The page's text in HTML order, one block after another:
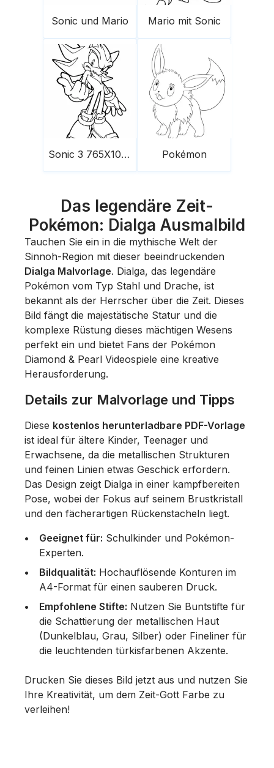
Sonic und Mario Mario mit Sonic
Sonic 3 765X1024 Pokémon
Das legendäre Zeit-
Pokémon: Dialga Ausmalbild
Tauchen Sie ein in die mythische Welt der
Sinnoh-Region mit dieser beeindruckenden
Dialga Malvorlage. Dialga, das legendäre
Pokémon vom Typ Stahl und Drache, ist
bekannt als der Herrscher über die Zeit. Dieses
Bild fängt die majestätische Statur und die
komplexe Rüstung dieses mächtigen Wesens
perfekt ein und bietet Fans der Pokémon
Diamond & Pearl Videospiele eine kreative
Herausforderung.
Details zur Malvorlage und Tipps
Diese kostenlos herunterladbare PDF-Vorlage
ist ideal für ältere Kinder, Teenager und
Erwachsene, da die metallischen Strukturen
und feinen Linien etwas Geschick erfordern.
Das Design zeigt Dialga in einer kampfbereiten
Pose, wobei der Fokus auf seinem Brustkristall
und den fächerartigen Rückenstacheln liegt.
Geeignet für: Schulkinder und Pokémon-
Experten.
Bildqualität: Hochauflösende Konturen im
A4-Format für einen sauberen Druck.
Empfohlene Stifte: Nutzen Sie Buntstifte für
die Schattierung der metallischen Haut
(Dunkelblau, Grau, Silber) oder Fineliner für
die leuchtenden türkisfarbenen Akzente.
Drucken Sie dieses Bild jetzt aus und nutzen Sie
Ihre Kreativität, um dem Zeit-Gott Farbe zu
verleihen!